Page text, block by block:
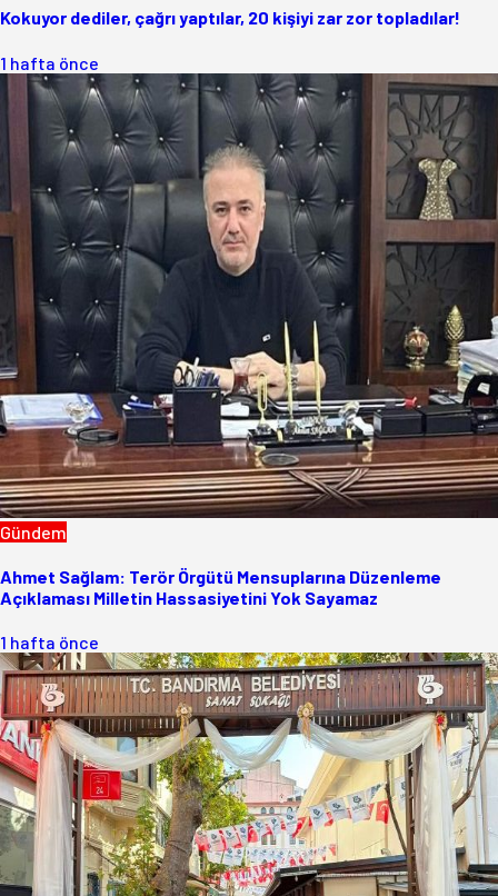
Kokuyor dediler, çağrı yaptılar, 20 kişiyi zar zor topladılar!
1 hafta önce
Gündem
Ahmet Sağlam: Terör Örgütü Mensuplarına Düzenleme
Açıklaması Milletin Hassasiyetini Yok Sayamaz
1 hafta önce